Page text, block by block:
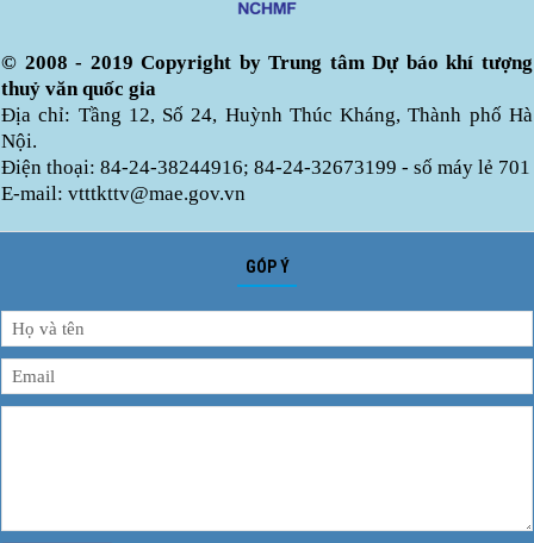
© 2008 - 2019 Copyright by Trung tâm Dự báo khí tượng
thuỷ văn quốc gia
Địa chỉ: Tầng 12, Số 24, Huỳnh Thúc Kháng, Thành phố Hà
Nội.
Điện thoại: 84-24-38244916; 84-24-32673199 - số máy lẻ 701
E-mail: vtttkttv@mae.gov.vn
GÓP Ý